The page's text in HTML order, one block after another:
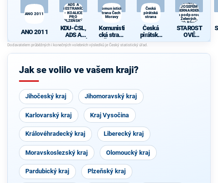
ANO 2011
ANO 2011
ADS A
NESTRANÍCI
- KOALICE
PRO
PLZEŇSKÝ
KRAJ
KDU-ČSL,
ADS A
NESTRANÍ
CI -
KOALICE
PLZEŇSK
Komunistická
strana Čech a
Moravy
Komunisti
cká strana
Čech a
Moravy
Česká
pirátská
strana
Česká
pirátská
strana
(STAN) s
JOSEFEM
BERNARDEM
a podporou
Zelených,
PRO Plzeň a
Idealistů
STAROST
OVÉ
(STAN) s
BERNARD
Jak se volilo ve vašem kraji?
Jihočeský kraj Jihomoravský kraj
Karlovarský kraj Kraj Vysočina
Královéhradecký kraj Liberecký kraj
Moravskoslezský kraj Olomoucký kraj
Pardubický kraj Plzeňský kraj